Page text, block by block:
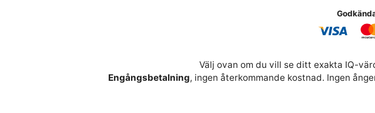
Välj ovan om du vill se ditt exakta IQ-
Engångsbetalning, ingen återkommande kostnad. Ingen